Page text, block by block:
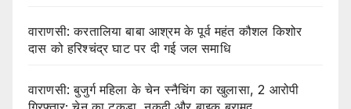
वाराणसी: करतालिया बाबा आश्रम के पूर्व महंत कौशल किशोर
दास को हरिश्चंद्र घाट पर दी गई जल समाधि
वाराणसी: बुजुर्ग महिला के चेन स्नैचिंग का खुलासा, 2 आरोपी